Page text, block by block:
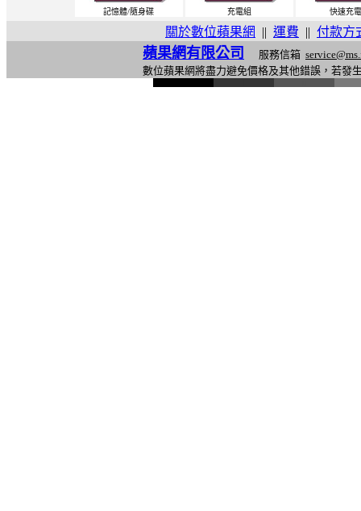
記憶體/隨身碟 充電組 快速充
關於數位蘋果網 || 運費 || 付款方
蘋果網有限公司 服務信箱
數位蘋果網將盡力避免價格及其他錯誤，若發